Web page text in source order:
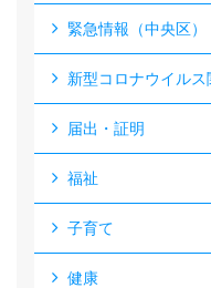
緊急情報（中央区）
新型コロナウイルス
届出・証明
福祉
子育て
健康